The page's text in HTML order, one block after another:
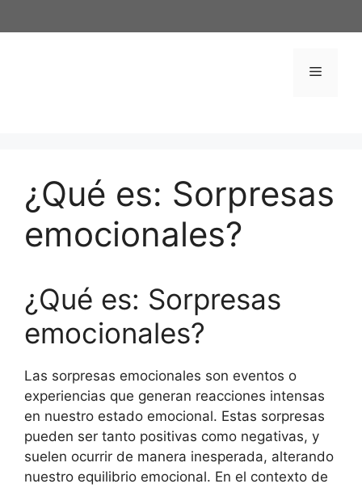
al
Menú
¿Qué es: Sorpresas
emocionales?
¿Qué es: Sorpresas
emocionales?
Las sorpresas emocionales son eventos o
experiencias que generan reacciones intensas
en nuestro estado emocional. Estas sorpresas
pueden ser tanto positivas como negativas, y
suelen ocurrir de manera inesperada, alterando
nuestro equilibrio emocional. En el contexto de